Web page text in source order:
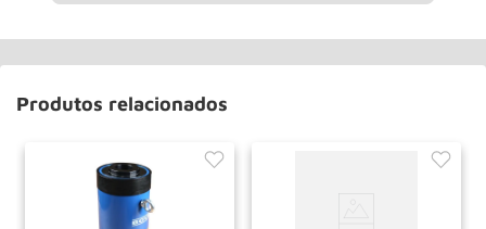
Produtos relacionados